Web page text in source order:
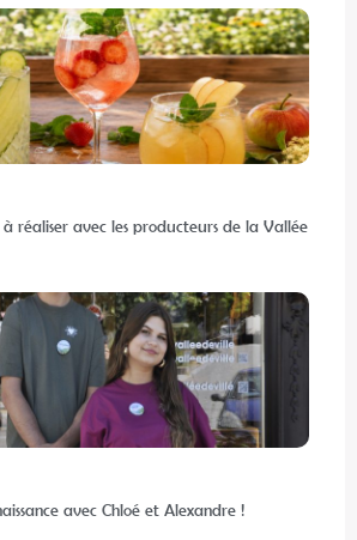
à réaliser avec les producteurs de la Vallée
avec Chloé et Alexandre !